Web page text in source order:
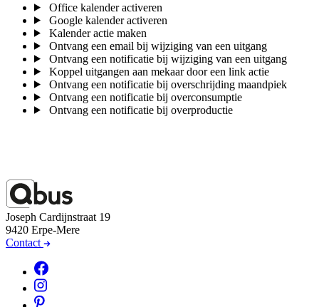
Office kalender activeren
Google kalender activeren
Kalender actie maken
Ontvang een email bij wijziging van een uitgang
Ontvang een notificatie bij wijziging van een uitgang
Koppel uitgangen aan mekaar door een link actie
Ontvang een notificatie bij overschrijding maandpiek
Ontvang een notificatie bij overconsumptie
Ontvang een notificatie bij overproductie
Joseph Cardijnstraat 19
9420 Erpe-Mere
Contact